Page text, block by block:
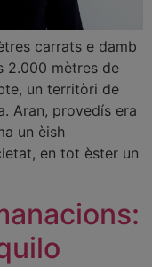
carrats e damb
2.000 mètres de
un territòri de
Aran, provedís era
un èish
en tot èster un